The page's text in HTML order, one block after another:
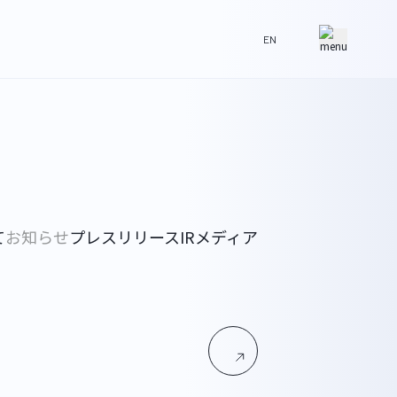
EN
お知らせプレスリリースIRメディア